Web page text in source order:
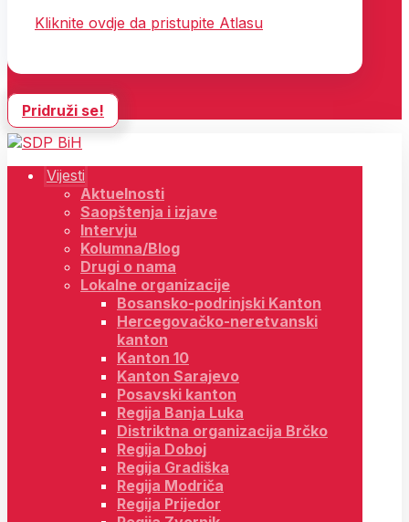
Kliknite ovdje da pristupite Atlasu
Pridruži se!
Vijesti
Aktuelnosti
Saopštenja i izjave
Intervju
Kolumna/Blog
Drugi o nama
Lokalne organizacije
Bosansko-podrinjski Kanton
Hercegovačko-neretvanski
kanton
Kanton 10
Kanton Sarajevo
Posavski kanton
Regija Banja Luka
Distriktna organizacija Brčko
Regija Doboj
Regija Gradiška
Regija Modriča
Regija Prijedor